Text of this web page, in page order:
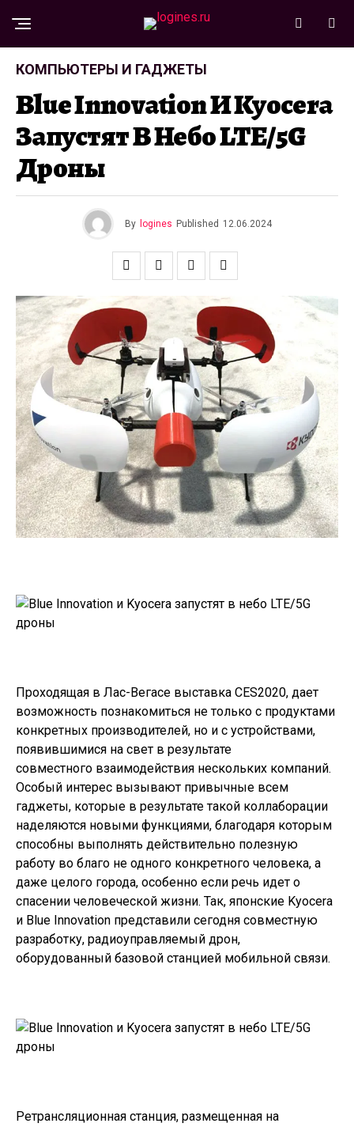
КОМПЬЮТЕРЫ И ГАДЖЕТЫ
Blue Innovation И Kyocera
Запустят В Небо LTE/5G
Дроны
By logines Published 12.06.2024
Проходящая в Лас-Вегасе выставка CES2020, дает
возможность познакомиться не только с продуктами
конкретных производителей, но и с устройствами,
появившимися на свет в результате
совместного взаимодействия нескольких компаний.
Особый интерес вызывают привычные всем
гаджеты, которые в результате такой коллаборации
наделяются новыми функциями, благодаря которым
способны выполнять действительно полезную
работу во благо не одного конкретного человека, а
даже целого города, особенно если речь идет о
спасении человеческой жизни. Так, японские Kyocera
и Blue Innovation представили сегодня совместную
разработку, радиоуправляемый дрон,
оборудованный базовой станцией мобильной связи.
Ретрансляционная станция, размещенная на